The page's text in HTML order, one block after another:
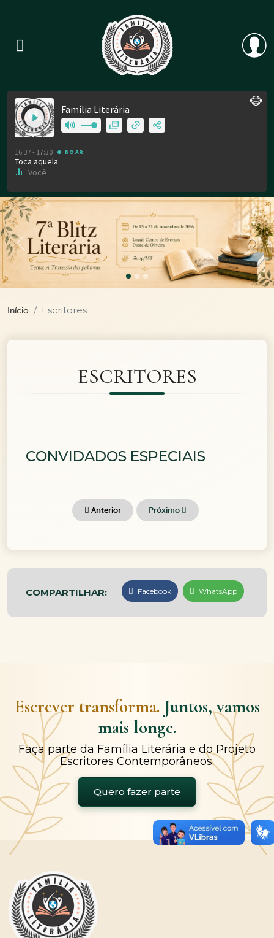
Previous
Início Escritores
ESCRITORES
CONVIDADOS ESPECIAIS
Anterior Próximo
COMPARTILHAR: Facebook WhatsApp
Escrever transforma. Juntos, vamos
mais longe.
Faça parte da Família Literária e do Projeto
Escritores Contemporâneos.
Quero fazer parte